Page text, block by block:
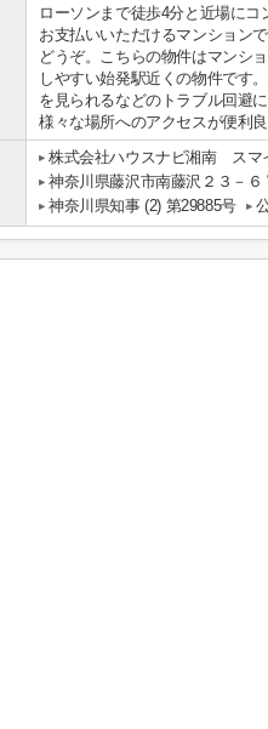
ローソンまで徒歩4分と近場に
お支払いいただけるマンション
どうぞ。こちらの物件はマンシ
しやすい始発駅近くの物件です
を見られるなどのトラブル回避
様々な場所へのアクセスが便利良
株式会社ハウスナビ湘南 スマ
神奈川県藤沢市南藤沢２３－６
神奈川県知事 (2) 第29885号